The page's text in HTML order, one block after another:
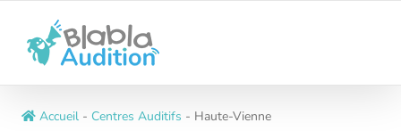
contenu
Accueil - Centres Auditifs - Haute-Vienne